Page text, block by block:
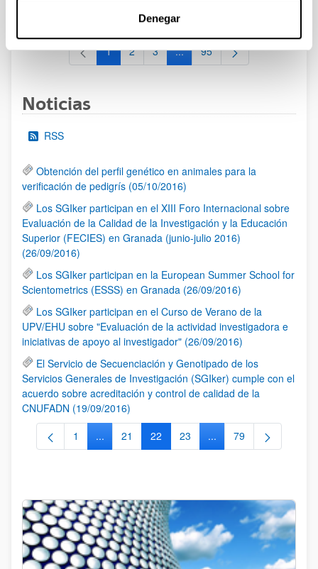
Denegar
Página
1 Página
2 Página
3 ...Páginas intermedias Use TAB
Página
95
Noticias
RSS
Obtención del perfil genético en animales para la
verificación de pedigrís (05/10/2016)
Los SGIker participan en el XIII Foro Internacional sobre
Evaluación de la Calidad de la Investigación y la Educación
Superior (FECIES) en Granada (junio-julio 2016)
(26/09/2016)
Los SGIker participan en la European Summer School for
Scientometrics (ESSS) en Granada (26/09/2016)
Los SGIker participan en el Curso de Verano de la
UPV/EHU sobre "Evaluación de la actividad investigadora e
iniciativas de apoyo al investigador" (26/09/2016)
El Servicio de Secuenciación y Genotipado de los
Servicios Generales de Investigación (SGIker) cumple con el
acuerdo sobre acreditación y control de calidad de la
CNUFADN (19/09/2016)
Página
1 ...Páginas intermedias Use TAB para desplazarse.
Página
21 Página
22 Página
23 ...Páginas intermedias
Página
79